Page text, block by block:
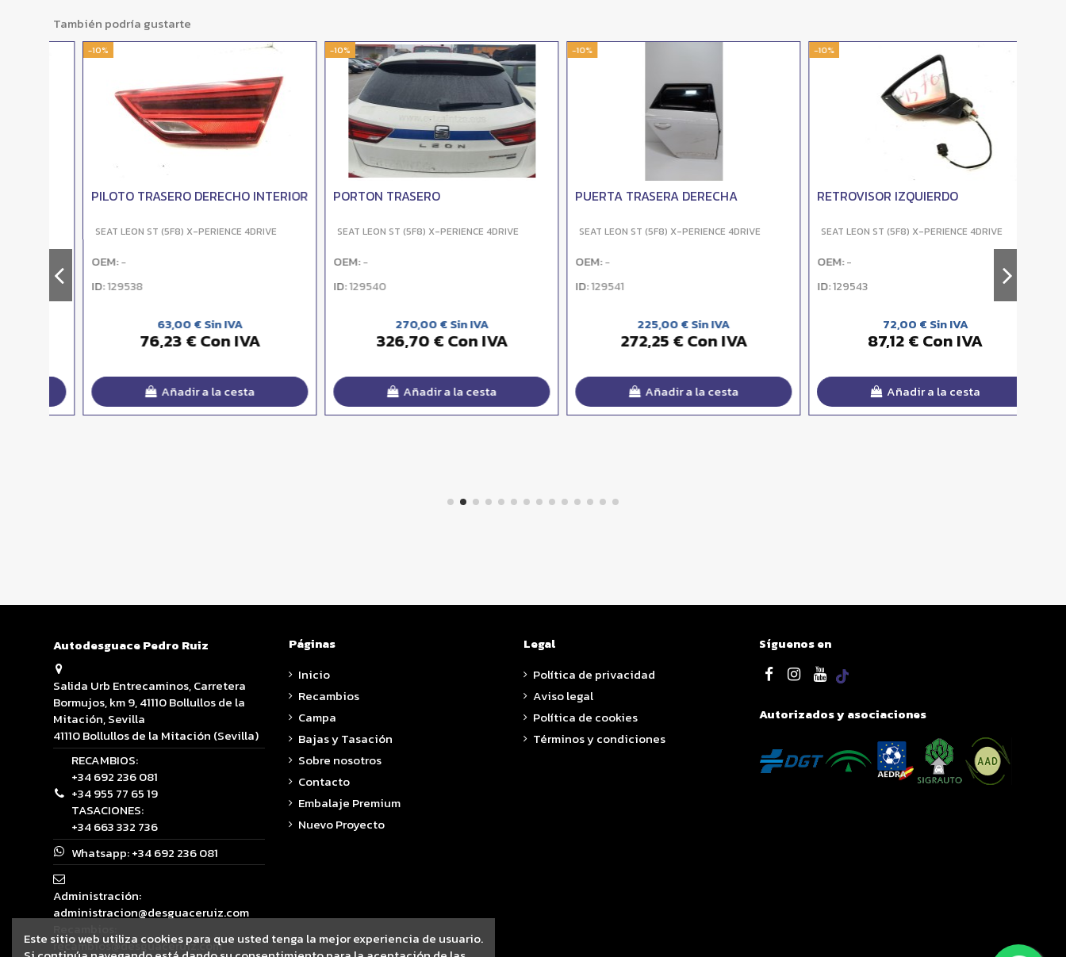
También podría gustarte
PILOTO TRASERO DERECHO INTERIOR
SEAT LEON ST (5F8) X-PERIENCE 4DRIVE
-
ID: 129538
63,00 € Sin IVA
76,23 € Con IVA
Añadir a la cesta
PORTON TRASERO
SEAT LEON ST (5F8) X-PERIENCE 4DRIVE
-
129540
270,00 € Sin IVA
326,70 € Con IVA
Añadir a la cesta
PUERTA TRASERA DERECHA
SEAT LEON ST (5F8) X-PERIENCE 4DRIVE
-
129541
225,00 € Sin IVA
272,25 € Con IVA
Añadir a la cesta
RETROVISOR IZQUIERDO
SEAT LEON ST (5F8) X-PERIENCE 4DRIVE
-
129543
72,00 € Sin IVA
87,12 € Con IVA
Añadir a la cesta
Autodesguace Pedro Ruiz
Salida Urb Entrecaminos, Carretera
Bormujos, km 9, 41110 Bollullos de la
Mitación, Sevilla
41110 Bollullos de la Mitación (Sevilla)
RECAMBIOS:
+34 692 236 081
+34 955 77 65 19
TASACIONES:
+34 663 332 736
Whatsapp:+34 692 236 081
Administración:
administracion@desguaceruiz.com
recambios@desguaceruiz.com
Páginas
Inicio
Recambios
Campa
Bajas y Tasación
Sobre nosotros
Contacto
Embalaje Premium
Nuevo Proyecto
Legal
Política de privacidad
Aviso legal
Política de cookies
Términos y condiciones
Síguenos en
Autorizados y asociaciones
Este sitio web utiliza cookies para que usted tenga la mejor experiencia de usuario.